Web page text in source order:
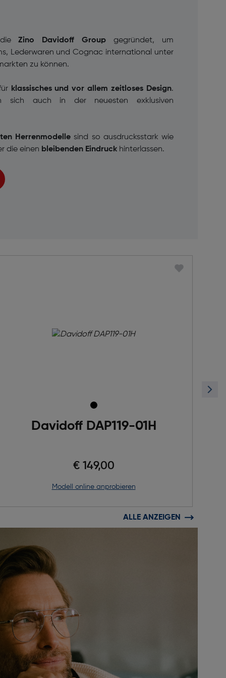
Zino Davidoff Group gegründet, um
Lederwaren und Cognac international unter
zu können.
klassisches und vor allem zeitloses Design.
sich auch in der neuesten exklusiven
Herrenmodelle sind so ausdrucksstark wie
die einen bleibenden Eindruck hinterlassen.
Davidoff DAP119-01H
€ 149,00
Modell online anprobieren
ALLE ANZEIGEN